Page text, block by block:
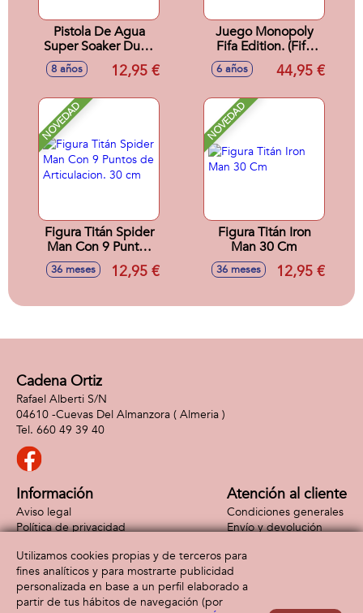
Pistola De Agua
Super Soaker Dunk
Fill 60x25x 7 cm
8 años 12,95 €
Juego Monopoly
Fifa Edition. (Fifa
World Cup)
6 años 44,95 €
NOVEDAD
Figura Titán Spider
Man Con 9 Puntos
de Articulacion. 30
cm
36 meses 12,95 €
NOVEDAD
Figura Titán Iron
Man 30 Cm
36 meses 12,95 €
Cadena Ortiz
Rafael Alberti S/N
04610 -Cuevas Del Almanzora ( Almeria )
660 49 39 40
Información
Aviso legal
Política de privacidad
Atención al cliente
Condiciones generales
Envío y devolución
Formas de pago
Utilizamos cookies propias y de terceros para
fines analíticos y para mostrarte publicidad
personalizada en base a un perfil elaborado a
partir de tus hábitos de navegación (por